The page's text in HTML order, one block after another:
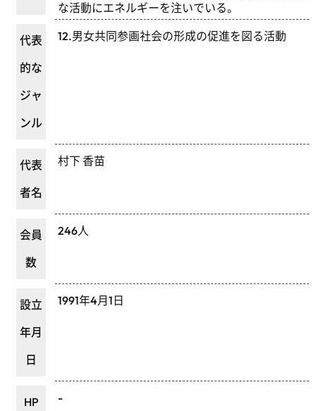
な活動にエネルギーを注いでいる。
代表
的な
ジャ
ンル
12.男女共同参画社会の形成の促進を図る活動
代表
者名
村下 香苗
会員
数
246人
設立
年月
日
1991年4月1日
HP
-